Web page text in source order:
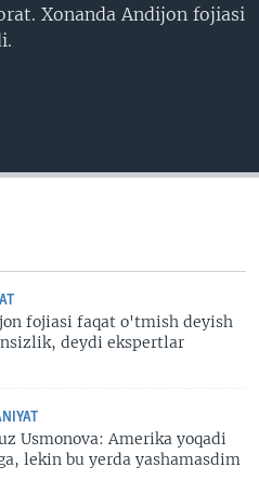
Xonanda Andijon fojiasi
fojiasi faqat o'tmish deyish
deydi ekspertlar
Usmonova: Amerika yoqadi
lekin bu yerda yashamasdim